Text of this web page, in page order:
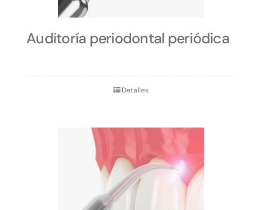
Auditoría periodontal periódica
Detalles